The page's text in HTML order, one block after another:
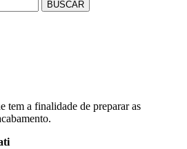
BUSCAR
tem a finalidade de preparar as